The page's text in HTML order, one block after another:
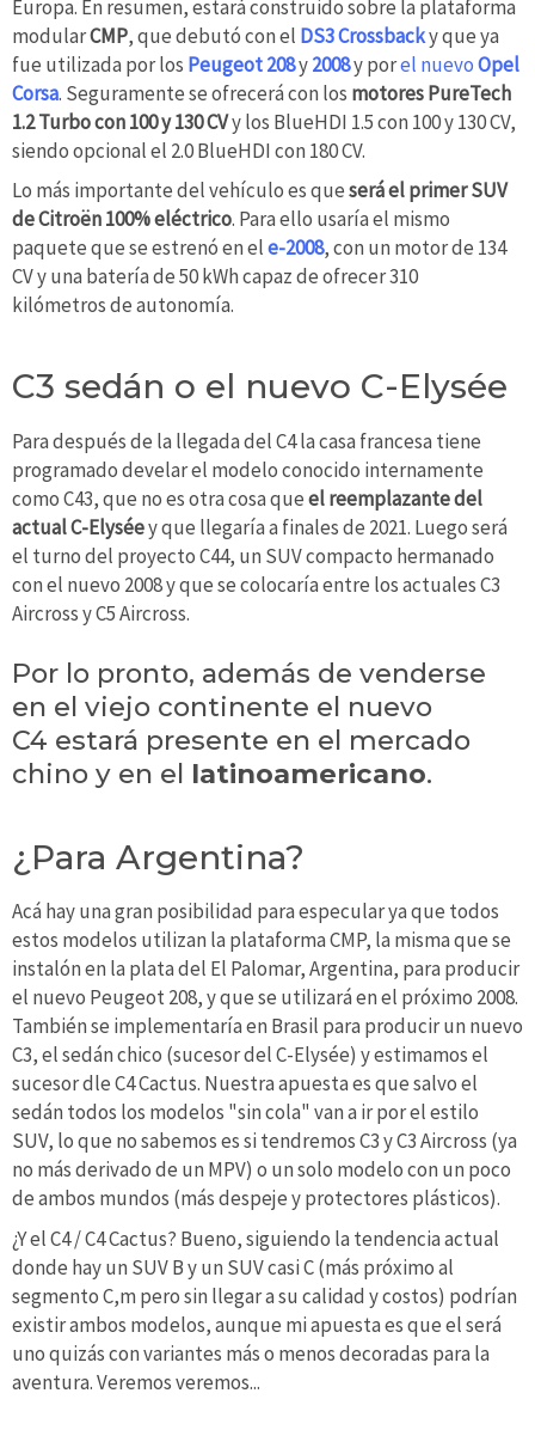
Europa. En resumen, estará construido sobre la plataforma
modularCMP, que debutó con el DS3 Crossbacky que ya
fue utilizada por los Peugeot 208y2008y porel nuevoOpel
Corsa. Seguramente se ofrecerá con los motores PureTech
1.2 Turbo con 100 y 130 CVy los BlueHDI 1.5 con 100 y 130 CV,
siendo opcional el 2.0 BlueHDI con 180 CV.
Lo más importante del vehículo es queserá el primer SUV
de Citroën 100% eléctrico. Para ello usaría el mismo
paquete que se estrenó en ele-2008, con un motor de 134
CV y una batería de 50 kWh capaz de ofrecer 310
kilómetros de autonomía.
C3 sedán o el nuevo C-Elysée
Para después de la llegada del C4 la casa francesa tiene
programado develar el modelo conocido internamente
como C43, que no es otra cosa queel reemplazante del
actual C-Elyséey que llegaría a finales de 2021. Luego será
el turno del proyecto C44, un SUV compacto hermanado
con el nuevo 2008 y que se colocaría entre los actuales C3
Aircross y C5 Aircross.
Por lo pronto, además de venderse
en el viejo continente el nuevo
C4 estará presente en el mercado
chino y en el latinoamericano.
¿Para Argentina?
Acá hay una gran posibilidad para especular ya que todos
estos modelos utilizan la plataforma CMP, la misma que se
instalón en la plata del El Palomar, Argentina, para producir
el nuevo Peugeot 208, y que se utilizará en el próximo 2008.
También se implementaría en Brasil para producir un nuevo
C3, el sedán chico (sucesor del C-Elysée) y estimamos el
sucesor dle C4 Cactus. Nuestra apuesta es que salvo el
sedán todos los modelos "sin cola" van a ir por el estilo
SUV, lo que no sabemos es si tendremos C3 y C3 Aircross (ya
no más derivado de un MPV) o un solo modelo con un poco
de ambos mundos (más despeje y protectores plásticos).
¿Y el C4 / C4 Cactus? Bueno, siguiendo la tendencia actual
donde hay un SUV B y un SUV casi C (más próximo al
segmento C,m pero sin llegar a su calidad y costos) podrían
existir ambos modelos, aunque mi apuesta es que el será
uno quizás con variantes más o menos decoradas para la
aventura. Veremos veremos...